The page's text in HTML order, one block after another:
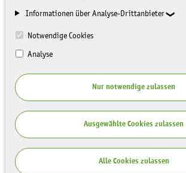
Informationen über Analyse-Drittanbieter
Notwendige Cookies
Analyse
Nur notwendige zulassen
Ausgewählte Cookies zulassen
Alle Cookies zulassen
Am 20. Mai 2017 lädt die
Landesstiftung Natur und
und das Pfaffengut Plauen e.V.